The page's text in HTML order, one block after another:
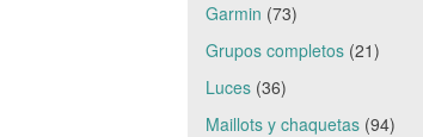
Garmin (73)
Grupos completos(21)
Luces(36)
Maillots y chaquetas(94)